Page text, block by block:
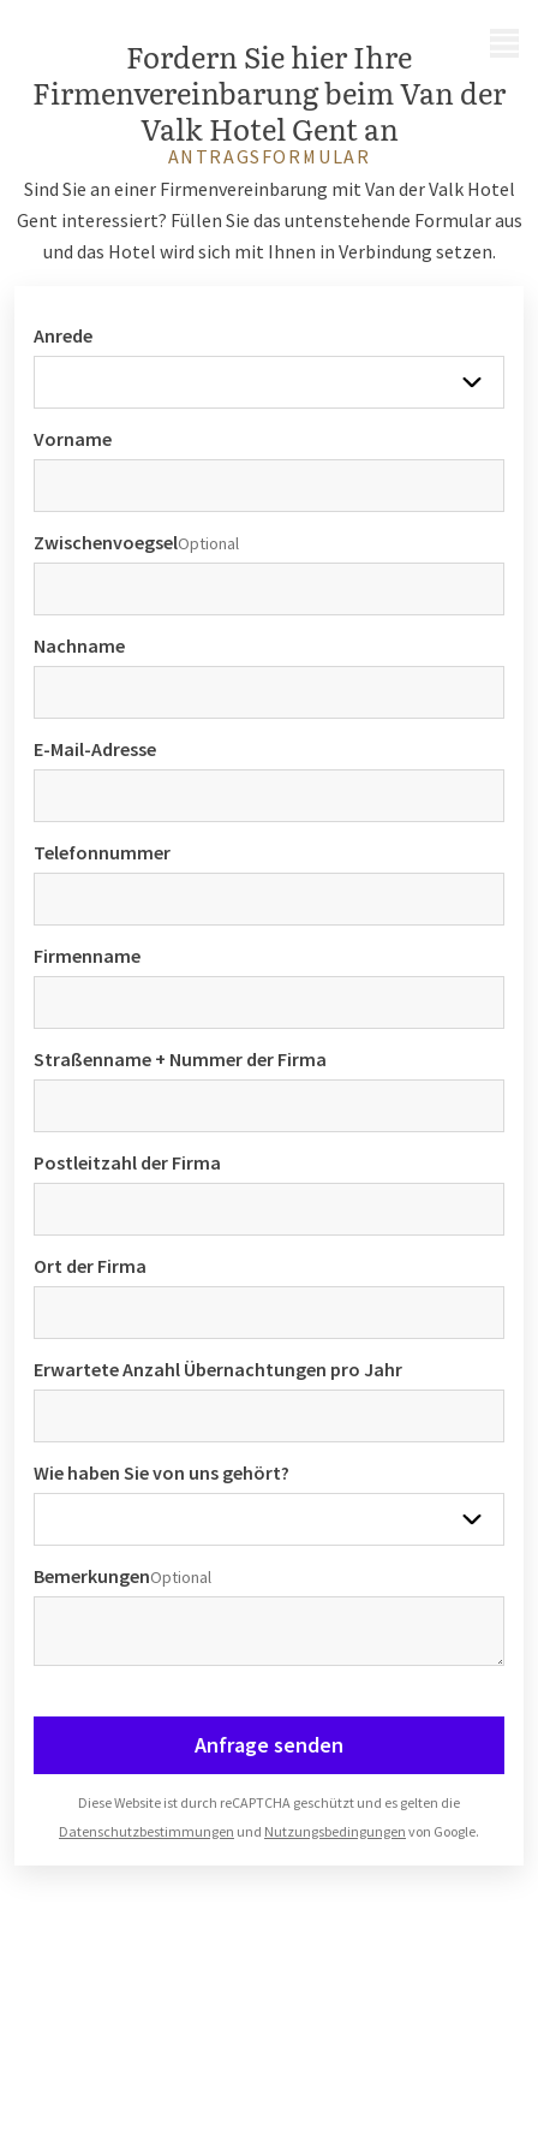
Fordern Sie hier Ihre
Firmenvereinbarung beim Van der
Valk Hotel Gent an
ANTRAGSFORMULAR
Sind Sie an einer Firmenvereinbarung mit Van der Valk Hotel
Gent interessiert? Füllen Sie das untenstehende Formular aus
und das Hotel wird sich mit Ihnen in Verbindung setzen.
Anrede
Vorname
ZwischenvoegselOptional
Nachname
E-Mail-Adresse
Telefonnummer
Firmenname
Straßenname + Nummer der Firma
Postleitzahl der Firma
Ort der Firma
Erwartete Anzahl Übernachtungen pro Jahr
Wie haben Sie von uns gehört?
BemerkungenOptional
Anfrage senden
Diese Website ist durch reCAPTCHA geschützt und es gelten die
Datenschutzbestimmungen und Nutzungsbedingungen von Google.